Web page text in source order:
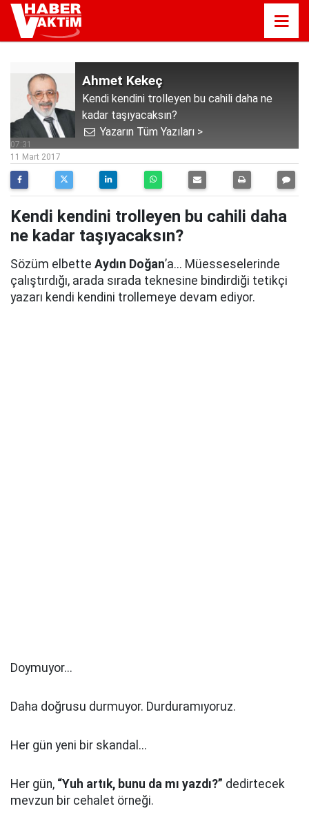
Ahmet Kekeç
Kendi kendini trolleyen bu cahili daha ne
kadar taşıyacaksın?
Yazarın Tüm Yazıları >
07:31
11 Mart 2017
Kendi kendini trolleyen bu cahili daha
ne kadar taşıyacaksın?
Sözüm elbette Aydın Doğan’a... Müesseselerinde
çalıştırdığı, arada sırada teknesine bindirdiği tetikçi
yazarı kendi kendini trollemeye devam ediyor.
Doymuyor...
Daha doğrusu durmuyor. Durduramıyoruz.
Her gün yeni bir skandal...
Her gün, “Yuh artık, bunu da mı yazdı?” dedirtecek
mevzun bir cehalet örneği.